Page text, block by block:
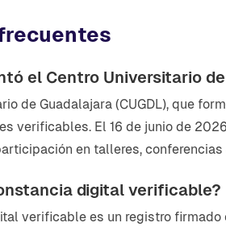
el Centro Universitario
de Guadalajara (CUGDL), que
verificables. El 16 de junio de
en talleres,
digital verificable?
verificable es un registro